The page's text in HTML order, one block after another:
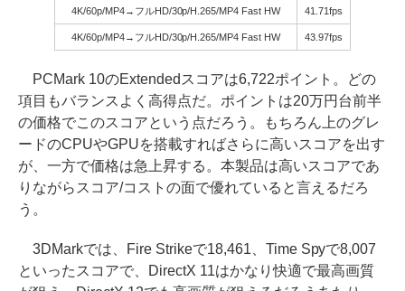
4K/60p/MP4→フルHD/30p/H.265/MP4 Fast HW 41.71fps
4K/60p/MP4→フルHD/30p/H.265/MP4 Fast HW 43.97fps
PCMark 10のExtendedスコアは6,722ポイント。どの
項目もバランスよく高得点だ。ポイントは20万円台前半
の価格でこのスコアという点だろう。もちろん上のグレ
ードのCPUやGPUを搭載すればさらに高いスコアを出す
が、一方で価格は急上昇する。本製品は高いスコアであ
りながらスコア/コストの面で優れていると言えるだろ
う。
3DMarkでは、Fire Strikeで18,461、Time Spyで8,007
といったスコアで、DirectX 11はかなり快適で最高画質